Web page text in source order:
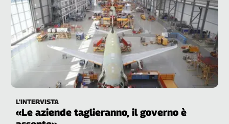
L'INTERVISTA
«Le aziende taglieranno, il governo è